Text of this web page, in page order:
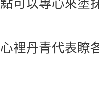
可以專心來塗
裡丹青代表瞭